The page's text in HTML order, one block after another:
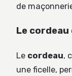
de
Le
Le cordeau,
une ficelle,